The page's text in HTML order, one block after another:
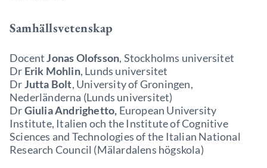
Samhällsvetenskap
DocentJonas Olofsson, Stockholms universitet
Dr Erik Mohlin, Lunds universitet
DrJutta Bolt, University of Groningen,
Nederländerna (Lunds universitet)
DrGiulia Andrighetto, European University
Institute, Italien och the Institute of Cognitive
Sciences and Technologies of the Italian National
Research Council (Mälardalens högskola)